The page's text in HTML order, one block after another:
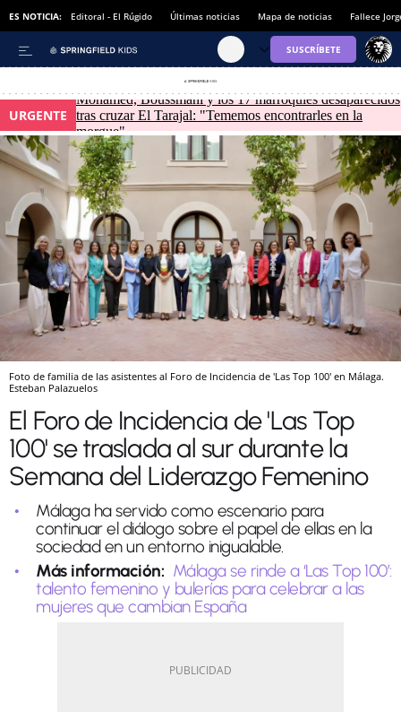
ES NOTICIA: Editoral - El Rúgido Últimas noticias Mapa de noticias Fallece
URGENTE
Mohamed, Boussmahi y los 17 marroquíes desaparecidos
tras cruzar El Tarajal: "Tememos encontrarles en la
morgue"
Foto de familia de las asistentes al Foro de Incidencia de 'Las Top 100' en Málaga.
Esteban Palazuelos
El Foro de Incidencia de 'Las Top
100' se traslada al sur durante la
Semana del Liderazgo Femenino
Málaga ha servido como escenario para
continuar el diálogo sobre el papel de ellas en la
sociedad en un entorno inigualable.
Más información: Málaga se rinde a ‘Las Top 100’:
talento femenino y bulerías para celebrar a las
mujeres que cambian España